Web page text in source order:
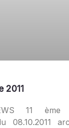
2011
11 ème
08.10.2011